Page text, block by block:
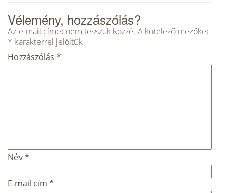
Vélemény, hozzászólás?
Az e-mail címet nem tesszük közzé. A kötelező mezőket
* karakterrel jelöltük
Hozzászólás *
Név*
E-mail cím *